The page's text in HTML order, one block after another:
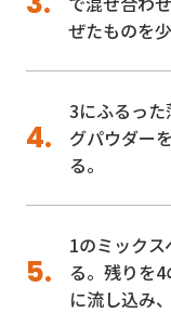
ぜたものを
3にふるっ
グパウダー
る。
1のミック
る。残りを
に流し込み